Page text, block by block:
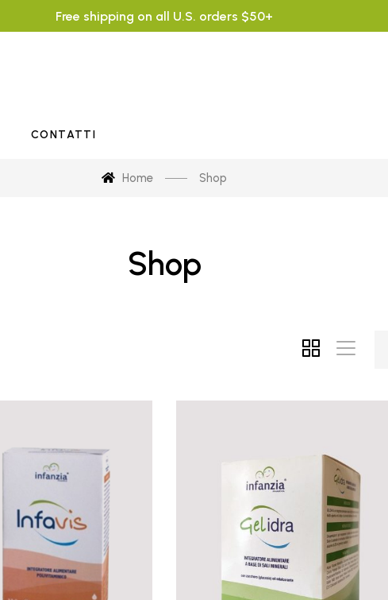
Free shipping on all U.S. orders $50+
CONTATTI
Home Shop
Shop